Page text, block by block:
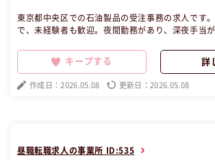
東京都中央区での石油製品の受注事務の求人です
で、未経験者も歓迎。夜間勤務があり、深夜手当
やコンビニも充実。シフト制で月12日程度の稼働
イベートも大切にしながら働ける環境です。転勤
kジュ職場での仕事を希望する元夜職経験者の方に
職求人は東京都中央区正社員事務の昼職へ転職し
キープする 詳
作成日：2026.05.08 更新日：2026.05.08
昼職転職求人の事業所 ID:535